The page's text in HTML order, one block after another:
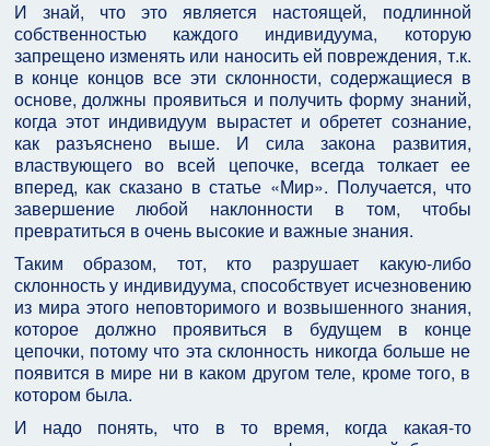
И знай, что это является настоящей, подлинной
собственностью каждого индивидуума, которую
запрещено изменять или наносить ей повреждения, т.к.
в конце концов все эти склонности, содержащиеся в
основе, должны проявиться и получить форму знаний,
когда этот индивидуум вырастет и обретет сознание,
как разъяснено выше. И сила закона развития,
властвующего во всей цепочке, всегда толкает ее
вперед, как сказано в статье «Мир». Получается, что
завершение любой наклонности в том, чтобы
превратиться в очень высокие и важные знания.
Таким образом, тот, кто разрушает какую-либо
склонность у индивидуума, способствует исчезновению
из мира этого неповторимого и возвышенного знания,
которое должно проявиться в будущем в конце
цепочки, потому что эта склонность никогда больше не
появится в мире ни в каком другом теле, кроме того, в
котором была.
И надо понять, что в то время, когда какая-то